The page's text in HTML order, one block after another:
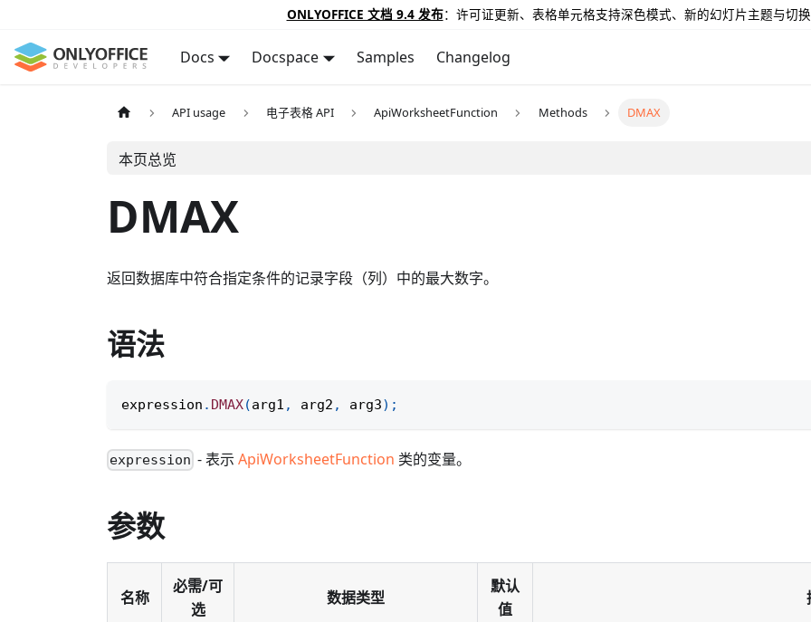
ONLYOFFICE 文档 9.4 发布：许可证更新、表格单元格支持深色模式、新的幻灯片主题与切换
Docs Docspace Samples Changelog
API usage 电子表格 API ApiWorksheetFunction Methods DMAX
本页总览
DMAX
返回数据库中符合指定条件的记录字段（列）中的最大数字。
语法
expression . DMAX(arg1 , arg2 , arg3) ;
expression - 表示ApiWorksheetFunction 类的变量。
参数
名称
必需/可
选
数据类型
默认
值